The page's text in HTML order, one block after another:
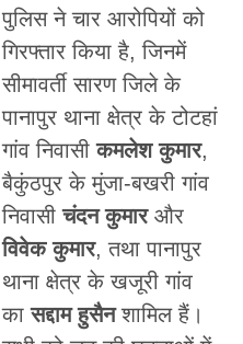
पुलिस ने चार आरोपियों को
गिरफ्तार किया है, जिनमें
सीमावर्ती सारण जिले के
पानापुर थाना क्षेत्र के टोटहां
गांव निवासीकमलेश कुमार,
बैकुंठपुर के मुंजा-बखरी गांव
निवासीचंदन कुमारऔर
विवेक कुमार, तथा पानापुर
थाना क्षेत्र के खजूरी गांव
कासद्दाम हुसैनशामिल हैं।